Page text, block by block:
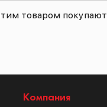
товаром покупают
Компания